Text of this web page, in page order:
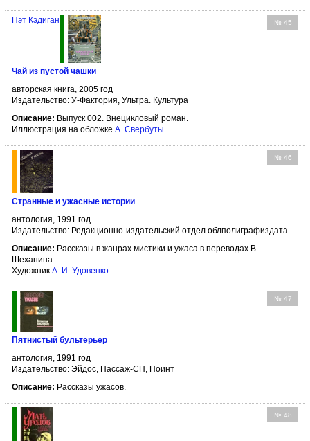
№ 45
Пэт Кэдиган
Чай из пустой чашки
авторская книга, 2005 год
Издательство: У-Фактория, Ультра. Культура
Описание: Выпуск 002. Внецикловый роман.
Иллюстрация на обложке А. Свербуты.
№ 46
Странные и ужасные истории
антология, 1991 год
Издательство: Редакционно-издательский отдел облполиграфиздата
Описание: Рассказы в жанрах мистики и ужаса в переводах В.
Шеханина.
Художник А. И. Удовенко.
№ 47
Пятнистый бультерьер
антология, 1991 год
Издательство: Эйдос, Пассаж-СП, Поинт
Описание: Рассказы ужасов.
№ 48